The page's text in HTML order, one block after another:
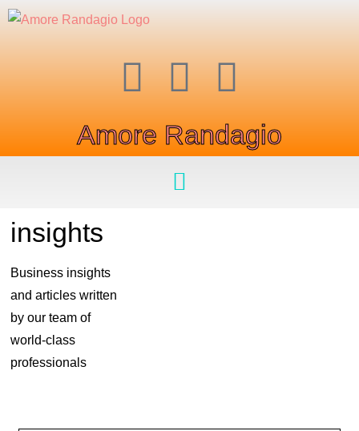
Amore Randagio
insights
Business insights
and articles written
by our team of
world-class
professionals